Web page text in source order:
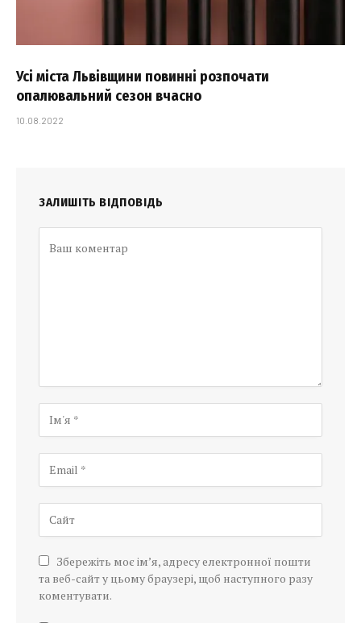
Усі міста Львівщини повинні розпочати
опалювальний сезон вчасно
10.08.2022
ЗАЛИШІТЬ ВІДПОВІДЬ
Збережіть моє ім’я, адресу електронної пошти
та веб-сайт у цьому браузері, щоб наступного разу
коментувати.